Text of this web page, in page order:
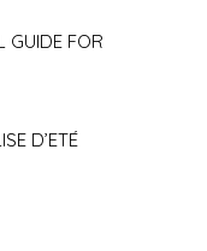
GUIDE FOR
D’ETÉ